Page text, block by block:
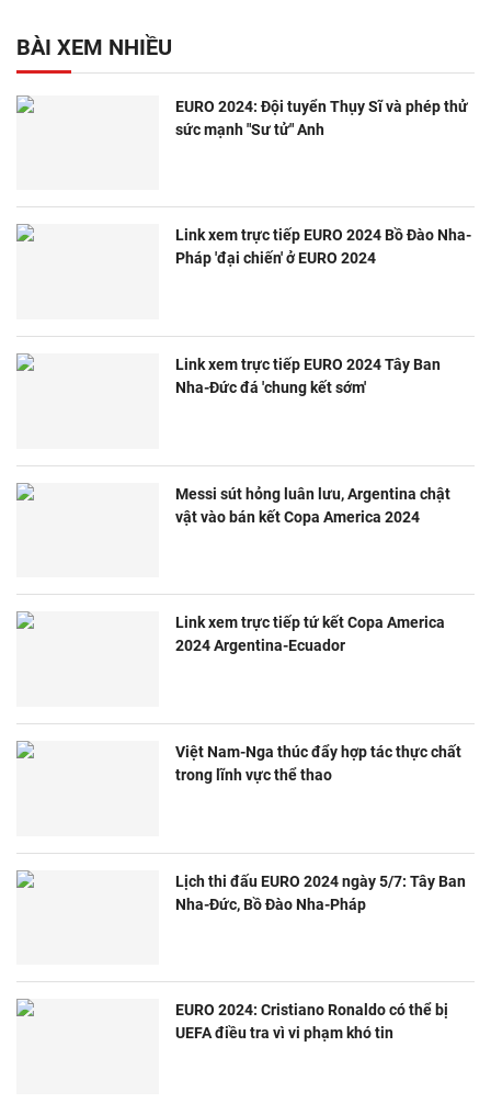
BÀI XEM NHIỀU
EURO 2024: Đội tuyển Thụy Sĩ và phép thử
sức mạnh "Sư tử" Anh
Link xem trực tiếp EURO 2024 Bồ Đào Nha-
Pháp 'đại chiến' ở EURO 2024
Link xem trực tiếp EURO 2024 Tây Ban
Nha-Đức đá 'chung kết sớm'
Messi sút hỏng luân lưu, Argentina chật
vật vào bán kết Copa America 2024
Link xem trực tiếp tứ kết Copa America
2024 Argentina-Ecuador
Việt Nam-Nga thúc đẩy hợp tác thực chất
trong lĩnh vực thể thao
Lịch thi đấu EURO 2024 ngày 5/7: Tây Ban
Nha-Đức, Bồ Đào Nha-Pháp
EURO 2024: Cristiano Ronaldo có thể bị
UEFA điều tra vì vi phạm khó tin